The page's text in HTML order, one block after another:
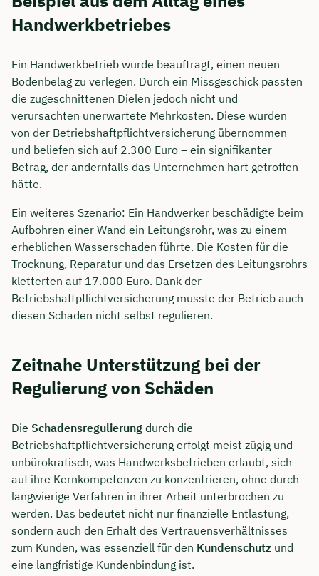
Handwerkbetriebes
Ein Handwerkbetrieb wurde beauftragt, einen neuen
Bodenbelag zu verlegen. Durch ein Missgeschick passten
die zugeschnittenen Dielen jedoch nicht und
verursachten unerwartete Mehrkosten. Diese wurden
von der Betriebshaftpflichtversicherung übernommen
und beliefen sich auf 2.300 Euro – ein signifikanter
Betrag, der andernfalls das Unternehmen hart getroffen
hätte.
Ein weiteres Szenario: Ein Handwerker beschädigte beim
Aufbohren einer Wand ein Leitungsrohr, was zu einem
erheblichen Wasserschaden führte. Die Kosten für die
Trocknung, Reparatur und das Ersetzen des Leitungsrohrs
kletterten auf 17.000 Euro. Dank der
Betriebshaftpflichtversicherung musste der Betrieb auch
diesen Schaden nicht selbst regulieren.
Zeitnahe Unterstützung bei der
Regulierung von Schäden
Die Schadensregulierung durch die
Betriebshaftpflichtversicherung erfolgt meist zügig und
unbürokratisch, was Handwerksbetrieben erlaubt, sich
auf ihre Kernkompetenzen zu konzentrieren, ohne durch
langwierige Verfahren in ihrer Arbeit unterbrochen zu
werden. Das bedeutet nicht nur finanzielle Entlastung,
sondern auch den Erhalt des Vertrauensverhältnisses
zum Kunden, was essenziell für den Kundenschutz und
eine langfristige Kundenbindung ist.